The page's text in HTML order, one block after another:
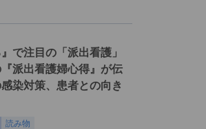
』で注目の「派出看護」
派出看護婦心得』が伝
染対策、患者との向き
読み物